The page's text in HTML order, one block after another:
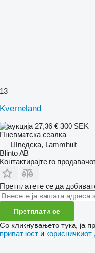
13
Kverneland
27,36 € 300 SEK
Пневматска сеалка
Шведска, Lammhult
Blinto AB
Контактирајте го
Претплатете се да
Претплати се
Со кликнувањето тука, ја
приватност и корисничкиот